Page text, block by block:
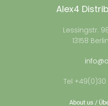
Alex4
Lessingstr.
13158
Tel +49(0)30
About us /